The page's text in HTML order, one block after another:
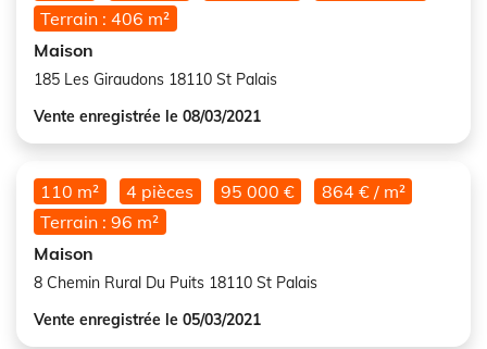
Terrain : 406 m²
Maison
185 Les Giraudons 18110 St Palais
Vente enregistrée le 08/03/2021
110 m² 4 pièces 95 000 €
864 € / m²
Terrain : 96 m²
Maison
8 Chemin Rural Du Puits 18110 St Palais
Vente enregistrée le 05/03/2021